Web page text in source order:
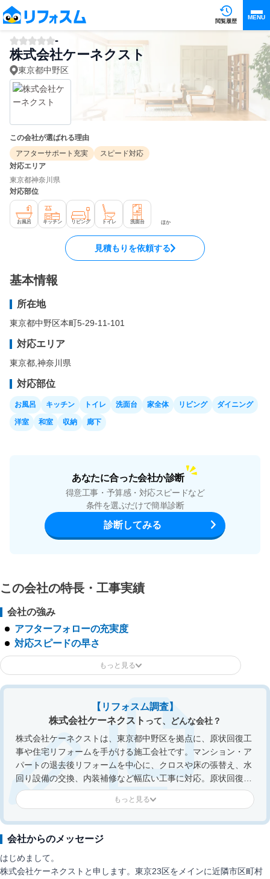
閲覧履歴
MENU
-
株式会社ケーネクスト
東京都中野区
この会社が選ばれる理由
アフターサポート充実
スピード対応
対応エリア
東京都神奈川県
対応部位
お風呂 キッチン リビング トイレ 洗面台 ほか
見積もりを依頼する
基本情報
所在地
東京都中野区本町5-29-11-101
対応エリア
東京都 神奈川県
対応部位
お風呂 キッチン トイレ 洗面台 家全体 リビング ダイニング
洋室 和室 収納 廊下
あなたに合った会社か診断
得意工事・予算感・対応スピードなど
条件を選ぶだけで簡単診断
診断してみる
この会社の特長・工事実績
会社の強み
アフターフォローの充実度
対応スピードの早さ
【リフォスム調査】
株式会社ケーネクスト って、どんな会社？
株式会社ケーネクストは、東京都中野区を拠点に、原状回復工
事や住宅リフォームを手がける施工会社です。マンション・ア
パートの退去後リフォームを中心に、クロスや床の張替え、水
回り設備の交換、内装補修など幅広い工事に対応。原状回復で
培ったスピード感と施工ノウハウを活かし、限られた予算の中
でも品質を重視した改修を行っています。現地調査では建物の
社・一般住宅それぞれのニーズに合わせた柔軟なリフォームを
行っている会社です。
会社からのメッセージ
はじめまして。
株式会社ケーネクストと申します。東京23区をメインに近隣市区町村